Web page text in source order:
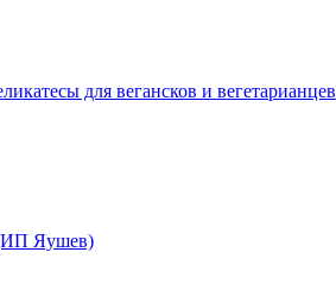
для вегансков и вегетарианцев
Яушев)